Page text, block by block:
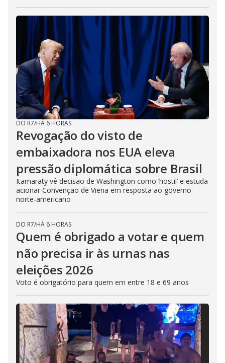
DO R7/HÁ 6 HORAS
Revogação do visto de
embaixadora nos EUA eleva
pressão diplomática sobre Brasil
Itamaraty vê decisão de Washington como ‘hostil’ e estuda
acionar Convenção de Viena em resposta ao governo
norte-americano
DO R7/HÁ 6 HORAS
Quem é obrigado a votar e quem
não precisa ir às urnas nas
eleições 2026
Voto é obrigatório para quem em entre 18 e 69 anos